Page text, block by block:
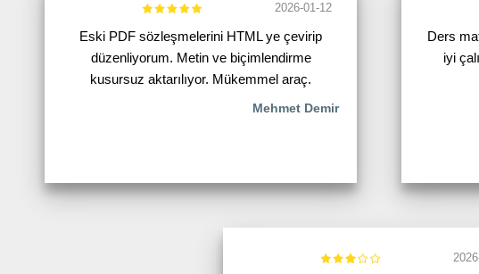
2026-01-12
Eski PDF sözleşmelerini HTML ye çevirip
düzenliyorum. Metin ve biçimlendirme
kusursuz aktarılıyor. Mükemmel araç.
Mehmet Demir
Ders
iyi